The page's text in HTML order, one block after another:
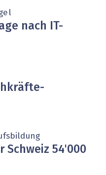
nach IT-
Schweiz 54'000